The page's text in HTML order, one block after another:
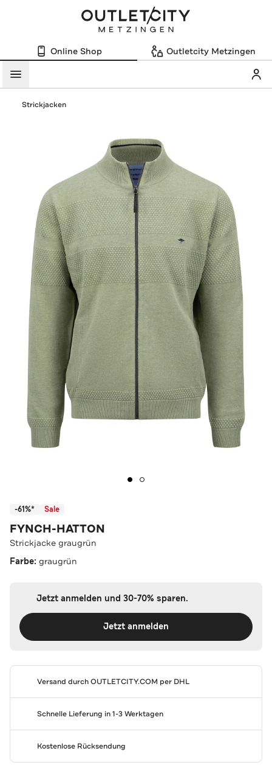
Online Shop Outletcity Metzingen
Menü
Strickjacken
-61%* Sale
FYNCH-HATTON
Strickjacke graugrün
Farbe: graugrün
Jetzt anmelden und 30-70% sparen.
Jetzt anmelden
Versand durchOUTLETCITY.COM per DHL
Schnelle Lieferung in 1-3 Werktagen
Kostenlose Rücksendung